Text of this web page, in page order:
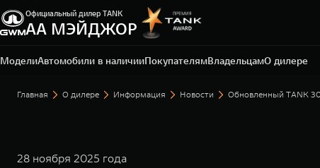
Официальный дилер TANK
АА МЭЙДЖОР
МоделиАвтомобили в наличииПокупателямВладельцамО дилере
Москва, Новорижское шоссе, 9 км от МКАД
+7 (495) 225-15-75
Главная О дилере Информация Новости Обновленный TANK
28 ноября 2025 года